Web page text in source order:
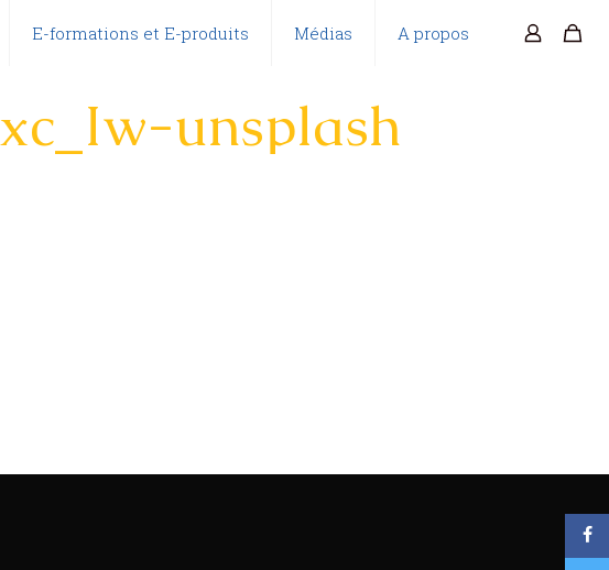
E-formations et E-produits Médias A propos
unsplash